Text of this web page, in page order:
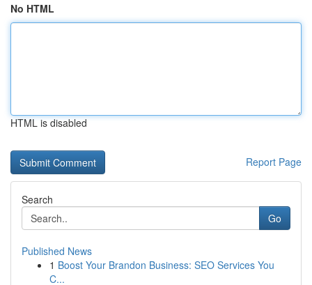
No HTML
HTML is disabled
Report Page
Search
Go
Published News
1 Boost Your Brandon Business: SEO Services You
C...